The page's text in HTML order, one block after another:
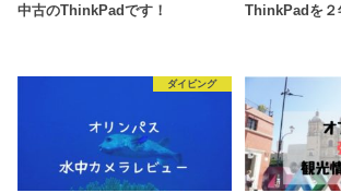
中古のThinkPadです！
ThinkPadを２
ダイビング